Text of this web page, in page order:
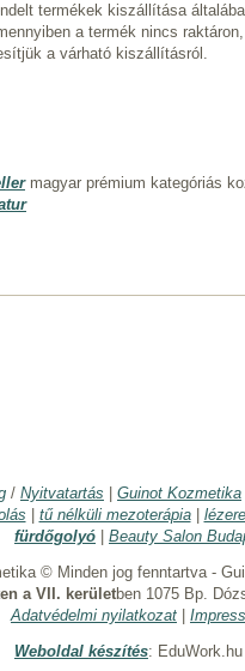
termékek kiszállítása
a termék nincs
a várható kiszállításról.
magyar prémium kategóriás
/ Nyitvatartás Guinot Kozmetika
tű nélküli mezoterápia|
fürdőgolyó
Beauty Salon
© Minden jog fenntartva -
a VII. kerületben 1075 Bp.
Adatvédelmi nyilatkozat
Weboldal készítés: